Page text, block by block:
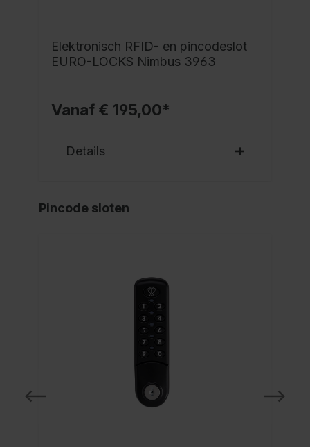
Elektronisch RFID- en pincodeslot
EURO-LOCKS Nimbus 3963
Vanaf € 195,00*
Details
Pincode sloten